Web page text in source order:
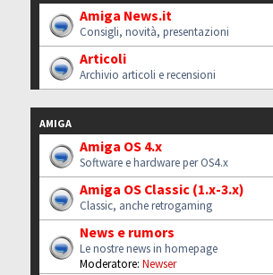
Amiga News.it
Consigli, novità, presentazioni
Articoli
Archivio articoli e recensioni
AMIGA
Amiga OS 4.x
Software e hardware per OS4.x
Amiga OS Classic (1.x-3.x)
Classic, anche retrogaming
News e rumors
Le nostre news in homepage
Moderatore: Newser